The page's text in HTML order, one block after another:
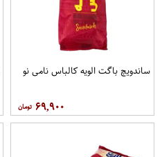
ساندویچ باگت الویه کالباس نامی نو
۶۹,۹۰۰